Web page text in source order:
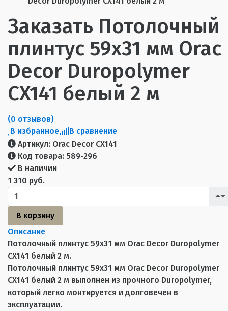
Заказать Потолочный
плинтус 59х31 мм Orac
Decor Duropolymer
CX141 белый 2 м
(0 отзывов)
В избранное
В сравнение
Артикул: Orac Decor CX141
Код товара: 589-296
В наличии
1 310 руб.
В корзину
Описание
Потолочный плинтус 59х31 мм Orac Decor Duropolymer
CX141 белый 2 м.
Потолочный плинтус 59х31 мм Orac Decor Duropolymer
CX141 белый 2 м выполнен из прочного Duropolymer,
который легко монтируется и долговечен в
эксплуатации.